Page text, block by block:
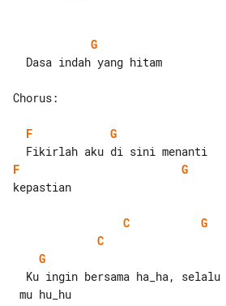
G
Chorus:
F
G
F
G
kepastian
C
G
C
G